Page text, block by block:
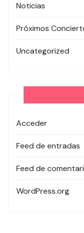
Noticias
Próximos
Uncategorized
Acceder
Feed de entradas
Feed de
WordPress.org